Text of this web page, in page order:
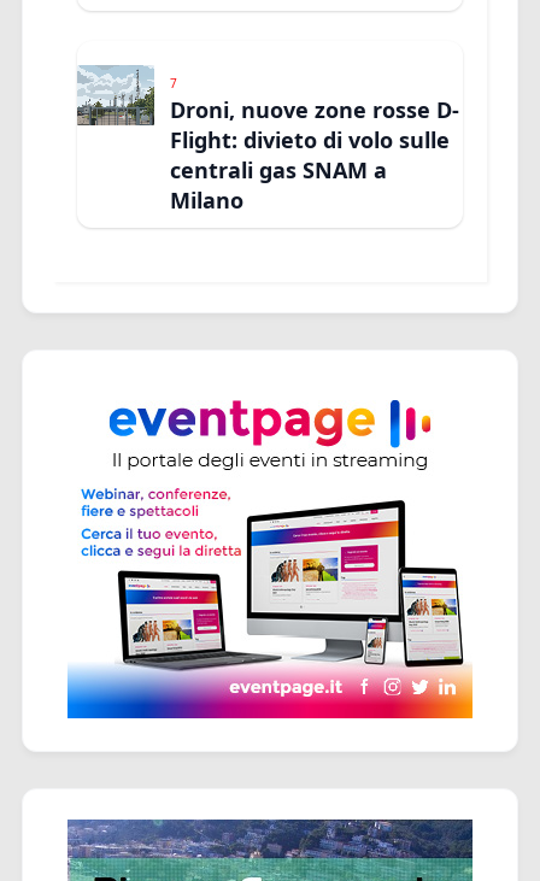
7
Droni, nuove zone rosse D-
Flight: divieto di volo sulle
centrali gas SNAM a
Milano